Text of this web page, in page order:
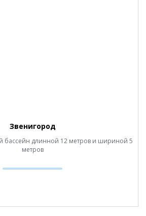
Звенигород
бассейн длинной 12 метров и шириной 5
метров